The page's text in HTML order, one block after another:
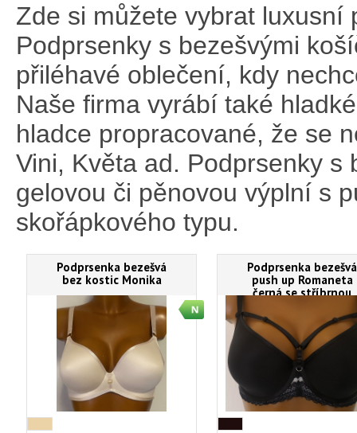
Zde si můžete vybrat luxusní
Podprsenky s bezešvými
přiléhavé oblečení, kdy
Naše firma vyrábí také
hladce propracované, že se
Vini, Květa ad. Podprsenky
gelovou či pěnovou výplní s
skořápkového typu.
Podprsenka bezešvá
bez kostic Monika
Podprsenka bezešvá
push up Romaneta
černá se stříbrnou